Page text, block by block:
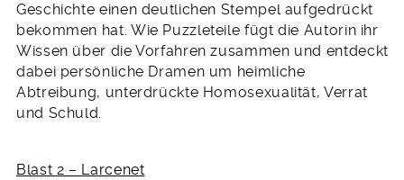
Geschichte einen deutlichen Stempel aufgedrückt
bekommen hat. Wie Puzzleteile fügt die Autorin ihr
Wissen über die Vorfahren zusammen und entdeckt
dabei persönliche Dramen um heimliche
Abtreibung, unterdrückte Homosexualität, Verrat
und Schuld.
Blast 2 – Larcenet